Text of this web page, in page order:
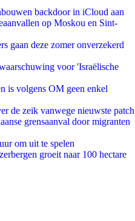
backdoor in iCloud aan
op Moskou en Sint-
gaan deze zomer onverzekerd
voor 'Israëlische
is volgens OM geen enkel
de zeik vanwege nieuwste patch
grensaanval door migranten
om uit te spelen
groeit naar 100 hectare